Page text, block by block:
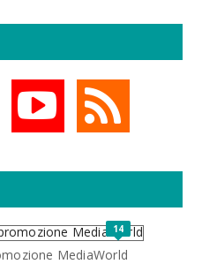
14
MediaWorld